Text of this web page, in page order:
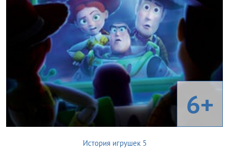
6+
История игрушек 5